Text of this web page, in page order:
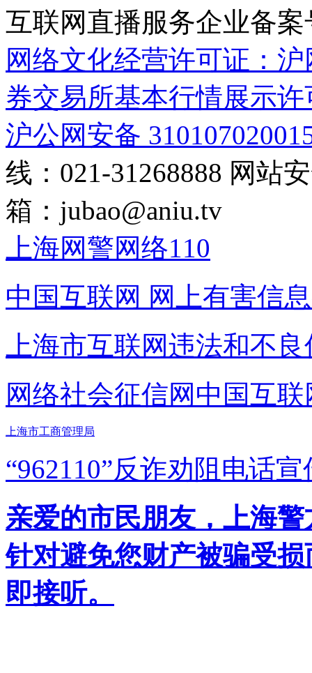
互联网直播服务企业备案
网络文化经营许可证：
券交易所基本行情展示许
沪公网安备
线：021-31268888 网站
箱： jubao@aniu.tv
上海网警网络110
中国互联网 网上有害信
上海市互联网违法和不
网络社会征信网 中国互
上海市工商管理局
“962110”反诈劝阻电话宣
亲爱的市民朋友，上海
针对避免您财产被骗受
即接听。